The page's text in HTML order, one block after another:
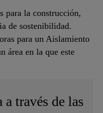
para la construcción,
de sostenibilidad.
para un Aislamiento
área en la que este
través de las